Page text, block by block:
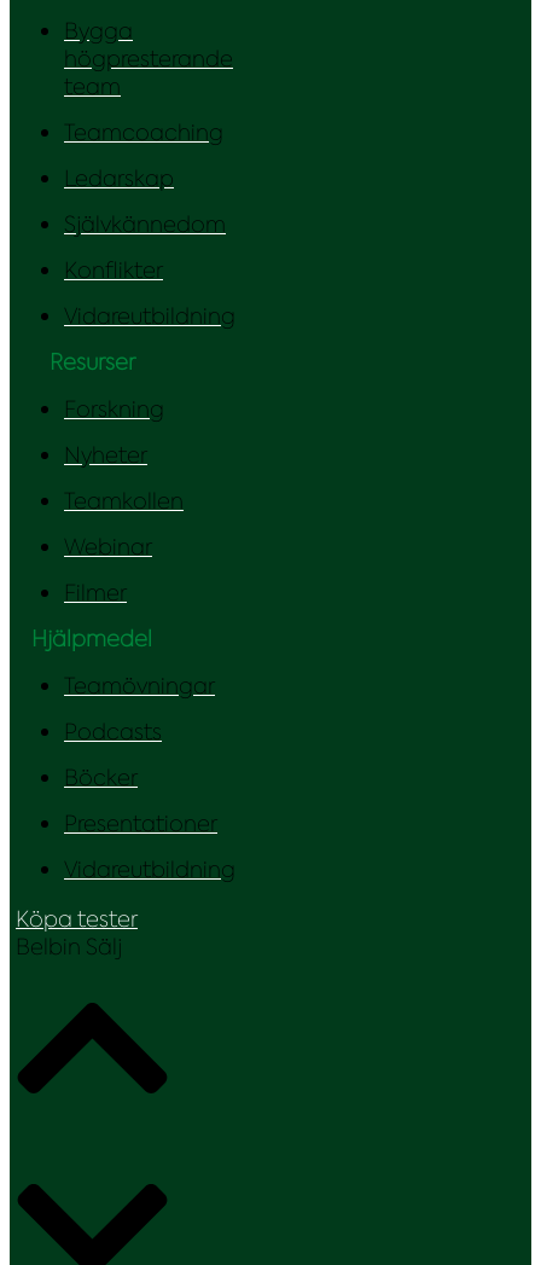
Bygga
högpresterande
team
Teamcoaching
Ledarskap
Självkännedom
Konflikter
Vidareutbildning
Resurser
Forskning
Nyheter
Teamkollen
Webinar
Filmer
Hjälpmedel
Teamövningar
Podcasts
Böcker
Presentationer
Vidareutbildning
Köpa tester
Belbin Sälj